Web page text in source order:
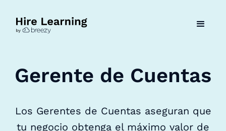
Gerente de Cuentas
Los Gerentes de Cuentas aseguran que
tu negocio obtenga el máximo valor de